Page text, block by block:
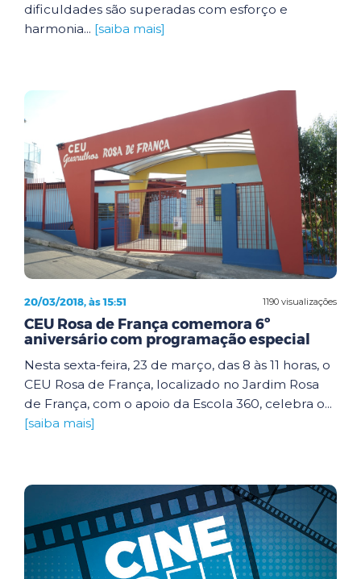
dificuldades são superadas com esforço e
harmonia... [saiba mais]
1190 visualizações
20/03/2018, às 15:51
CEU Rosa de França comemora 6º
aniversário com programação especial
Nesta sexta-feira, 23 de março, das 8 às 11 horas, o
CEU Rosa de França, localizado no Jardim Rosa
de França, com o apoio da Escola 360, celebra o...
[saiba mais]